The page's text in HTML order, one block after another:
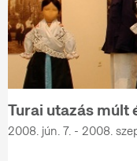
Turai utazás múlt
2008. jún. 7. - 2008.